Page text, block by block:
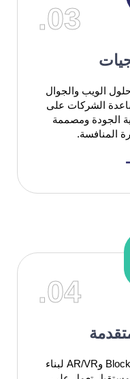
03.
الويب والجوال
الشركات على
الجودة ومصممة
04.
نحن نستخدم RPA وIoT وBlockchain وAR/VR لبناء